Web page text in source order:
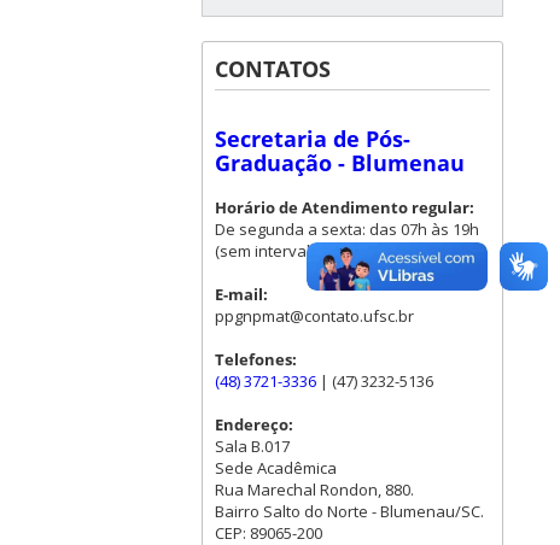
CONTATOS
Secretaria de Pós-
Graduação - Blumenau
Horário de Atendimento regular:
De segunda a sexta: das 07h às 19h
(sem intervalo para almoço)
E-mail:
ppgnpmat@contato.ufsc.br
Telefones:
(48) 3721-3336 | (47) 3232-5136
Endereço:
Sala B.017
Sede Acadêmica
Rua Marechal Rondon, 880.
Bairro Salto do Norte - Blumenau/SC.
CEP: 89065-200